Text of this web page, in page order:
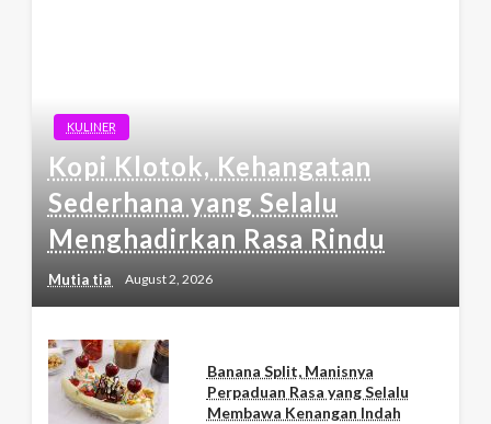
KULINER
Kopi Klotok, Kehangatan
Sederhana yang Selalu
Menghadirkan Rasa Rindu
Mutia tia August 2, 2026
Banana Split, Manisnya
Perpaduan Rasa yang Selalu
Membawa Kenangan Indah